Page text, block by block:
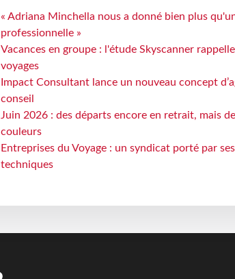
« Adriana Minchella nous a donné bien plus
professionnelle »
Vacances en groupe : l'étude Skyscanner
voyages
Impact Consultant lance un nouveau concept
conseil
Juin 2026 : des départs encore en retrait, mais
couleurs
Entreprises du Voyage : un syndicat porté par
techniques